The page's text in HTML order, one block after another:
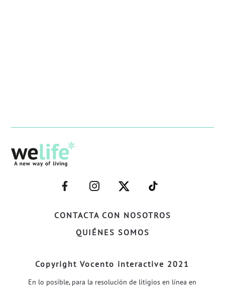
CONTACTA CON NOSOTROS
QUIÉNES SOMOS
–
FACEBOOK–
–
INSTAGRAM–
–
TWITTER–
–
WELIFE–
Copyright Vocento interactive 2021
En lo posible, para la resolución de litigios en línea en